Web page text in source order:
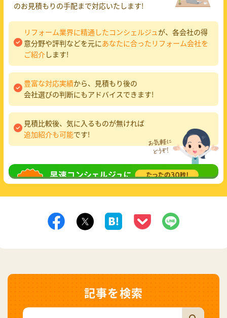
のお見積もりの手配まで対応いたします!
リフォーム業界に精通したコンシェルジュが、各会社の得
意分野や評判などを元にあなたに合ったリフォーム会社を
ご紹介します!
豊富な対応実績から、見積もり後の
会社選びの判断にもアドバイスできます!
見積比較後、気に入るものが無ければ
追加紹介も可能です!
無料相談してみる
記事を検索